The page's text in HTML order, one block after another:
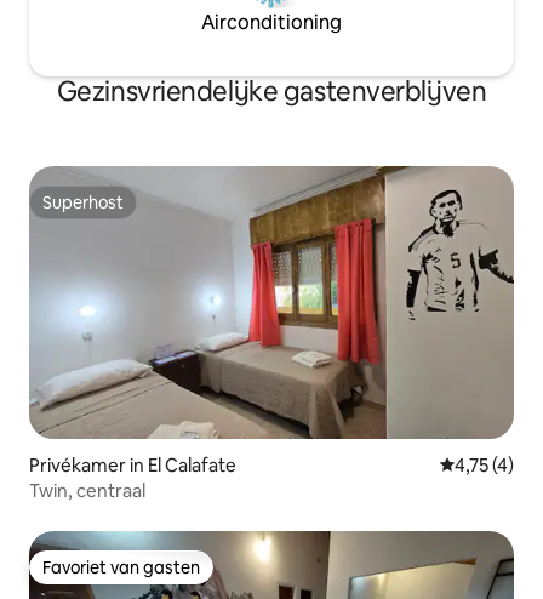
Airconditioning
Gezinsvriendelijke gastenverblijven
Superhost
Superhost
Privékamer in El Calafate
4,75 (4)
Twin, centraal
Favoriet van gasten
Favoriet van gasten